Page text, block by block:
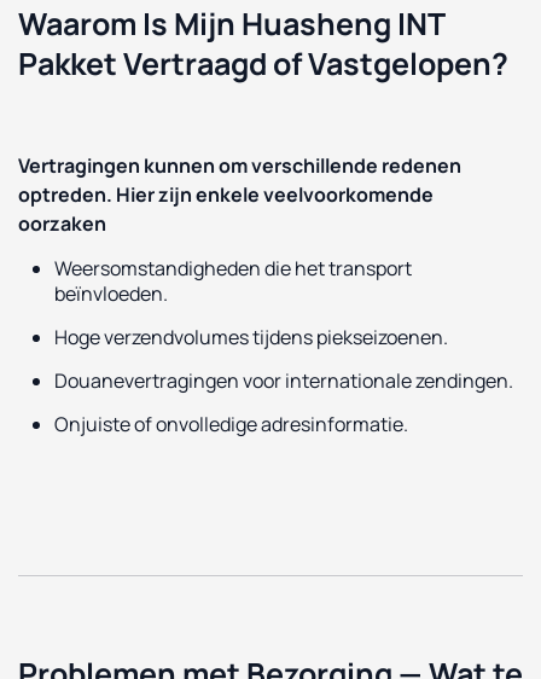
Waarom Is Mijn Huasheng INT
Pakket Vertraagd of Vastgelopen?
Vertragingen kunnen om verschillende redenen
optreden. Hier zijn enkele veelvoorkomende
oorzaken
Weersomstandigheden die het transport
beïnvloeden.
Hoge verzendvolumes tijdens piekseizoenen.
Douanevertragingen voor internationale zendingen.
Onjuiste of onvolledige adresinformatie.